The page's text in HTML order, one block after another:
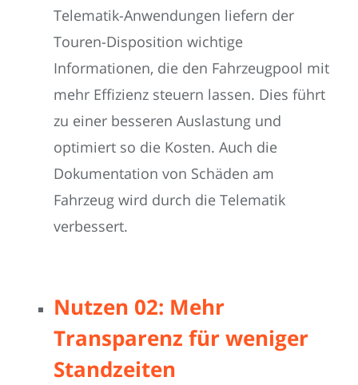
Telematik-Anwendungen liefern der
Touren-Disposition wichtige
Informationen, die den Fahrzeugpool mit
mehr Effizienz steuern lassen. Dies führt
zu einer besseren Auslastung und
optimiert so die Kosten. Auch die
Dokumentation von Schäden am
Fahrzeug wird durch die Telematik
verbessert.
Nutzen 02: Mehr
Transparenz für weniger
Standzeiten